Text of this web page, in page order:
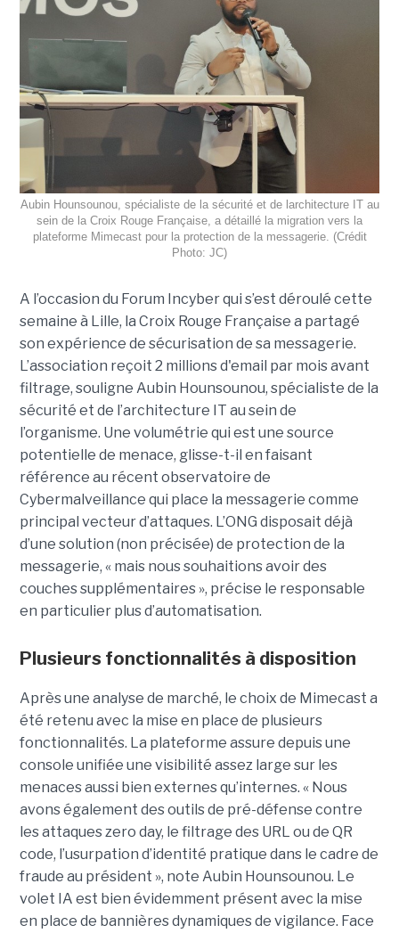
Aubin Hounsounou, spécialiste de la sécurité et de larchitecture IT au
sein de la Croix Rouge Française, a détaillé la migration vers la
plateforme Mimecast pour la protection de la messagerie. (Crédit
Photo: JC)
A l’occasion du Forum Incyber qui s’est déroulé cette
semaine à Lille, la Croix Rouge Française a partagé
son expérience de sécurisation de sa messagerie.
L’association reçoit 2 millions d'email par mois avant
filtrage, souligne Aubin Hounsounou, spécialiste de la
sécurité et de l’architecture IT au sein de
l’organisme. Une volumétrie qui est une source
potentielle de menace, glisse-t-il en faisant
référence au récent observatoire de
Cybermalveillance qui place la messagerie comme
principal vecteur d’attaques. L’ONG disposait déjà
d’une solution (non précisée) de protection de la
messagerie, « mais nous souhaitions avoir des
couches supplémentaires », précise le responsable
en particulier plus d’automatisation.
Plusieurs fonctionnalités à disposition
Après une analyse de marché, le choix de Mimecast a
été retenu avec la mise en place de plusieurs
fonctionnalités. La plateforme assure depuis une
console unifiée une visibilité assez large sur les
menaces aussi bien externes qu’internes. « Nous
avons également des outils de pré-défense contre
les attaques zero day, le filtrage des URL ou de QR
code, l’usurpation d’identité pratique dans le cadre de
fraude au président », note Aubin Hounsounou. Le
volet IA est bien évidemment présent avec la mise
en place de bannières dynamiques de vigilance. Face